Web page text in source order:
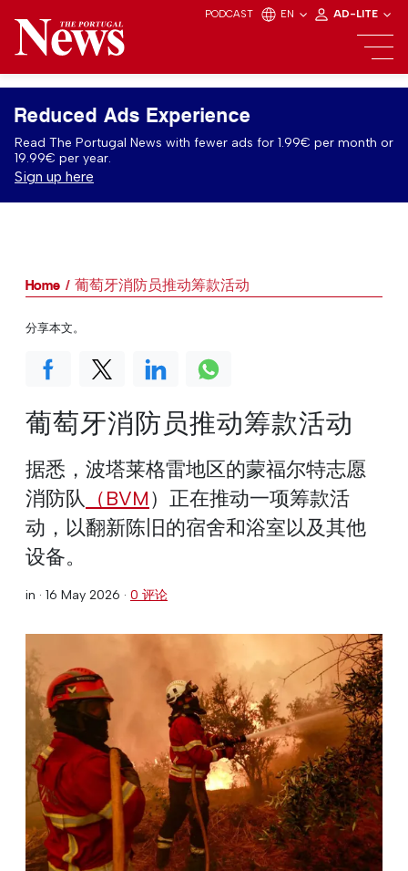
PODCAST EN AD-LITE
Reduced Ads Experience
Read The Portugal News with fewer ads for 1.99€ per month or
19.99€ per year.
Sign up here
Home 葡萄牙消防员推动筹款活动
葡萄牙消防员推动筹款活动
据悉，波塔莱格雷地区的蒙福尔特志愿
消防队
（BVM）正在推动一项筹款活
动，以翻新陈旧的宿舍和浴室以及其他
设备。
in · 16 May 2026 · 0 评论
分享本文。